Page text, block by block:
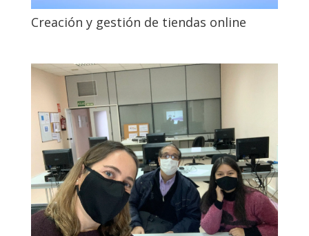
Creación y gestión de tiendas online